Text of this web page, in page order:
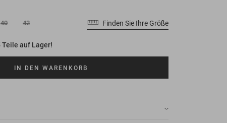
40 42 Finden Sie Ihre Größe
Teile auf Lager!
IN DEN WARENKORB